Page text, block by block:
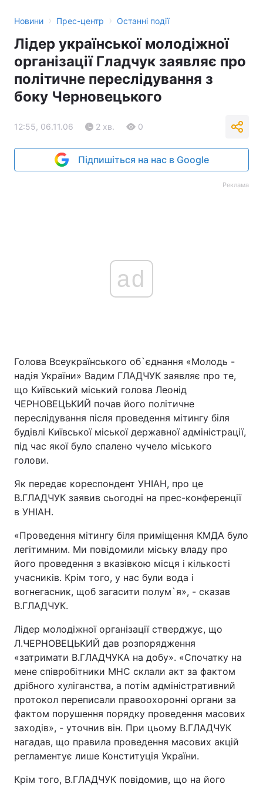
Новини › Прес-центр › Останні події
Лідер української молодіжної
організації Гладчук заявляє про
політичне переслідування з
боку Черновецького
12:55, 06.11.06 2 хв. 0
Підпишіться на нас в Google
Реклама
ad
Голова Всеукраїнського об`єднання «Молодь -
надія України» Вадим ГЛАДЧУК заявляє про те,
що Київський міський голова Леонід
ЧЕРНОВЕЦЬКИЙ почав його політичне
переслідування після проведення мітингу біля
будівлі Київської міської державної адміністрації,
під час якої було спалено чучело міського
голови.
Як передає кореспондент УНІАН, про це
В.ГЛАДЧУК заявив сьогодні на прес-конференції
в УНІАН.
«Проведення мітингу біля приміщення КМДА було
легітимним. Ми повідомили міську владу про
його проведення з вказівкою місця і кількості
учасників. Крім того, у нас були вода і
вогнегасник, щоб загасити полум`я», - сказав
В.ГЛАДЧУК.
Лідер молодіжної організації стверджує, що
Л.ЧЕРНОВЕЦЬКИЙ дав розпорядження
«затримати В.ГЛАДЧУКА на добу». «Спочатку на
мене співробітники МНС склали акт за фактом
дрібного хуліганства, а потім адміністративний
протокол переписали правоохоронні органи за
фактом порушення порядку проведення масових
заходів», - уточнив він. При цьому В.ГЛАДЧУК
нагадав, що правила проведення масових акцій
регламентує лише Конституція України.
Крім того, В.ГЛАДЧУК повідомив, що на його